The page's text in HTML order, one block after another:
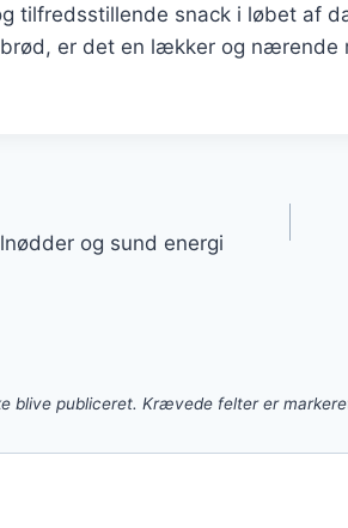
tilfredsstillende snack i løbet af
er det en lækker og nærende
og sund energi
blive publiceret. Krævede felter er